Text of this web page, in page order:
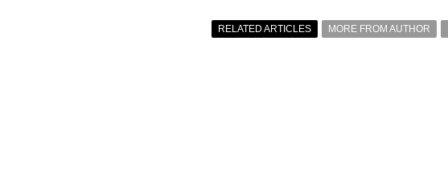
RELATED ARTICLES MORE FROM AUTHOR